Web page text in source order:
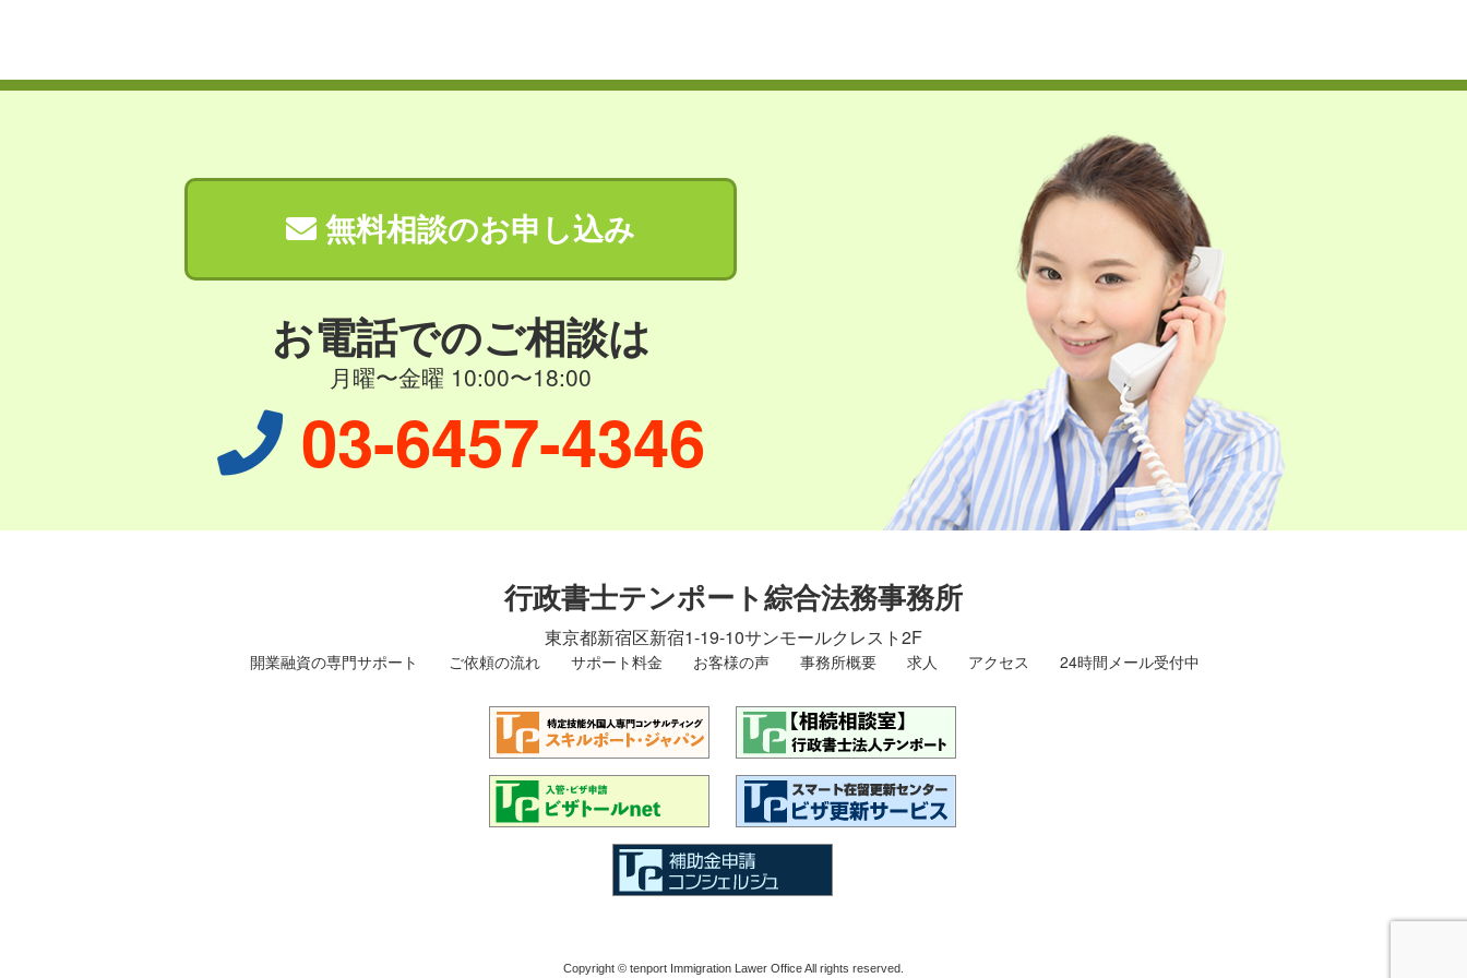
無料相談のお申し込み
お電話でのご相談は
月曜〜金曜 10:00〜18:00
03-6457-4346
行政書士テンポート綜合法務事務所
東京都新宿区新宿1-19-10サンモールクレスト2F
開業融資の専門サポート ご依頼の流れ サポート料金 お客様の声 事務所概要 求人 アクセス 24時間メール受付中
Copyright © tenport Immigration Lawer Office All rights reserved.